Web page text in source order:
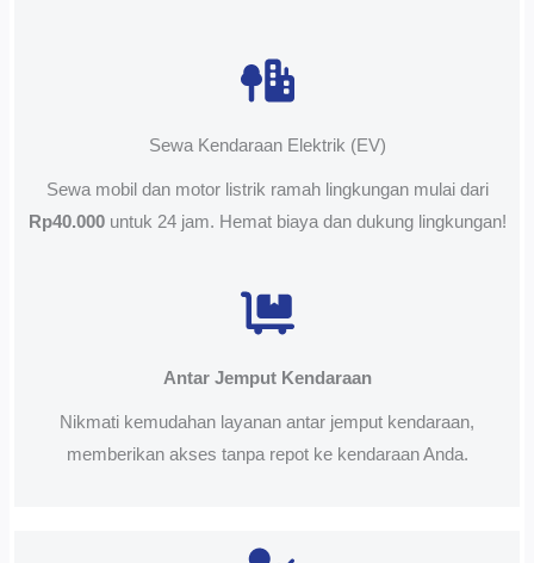
Sewa Kendaraan Elektrik (EV)
Sewa mobil dan motor listrik ramah lingkungan mulai dari
Rp40.000untuk 24 jam. Hemat biaya dan dukung lingkungan!
Antar Jemput Kendaraan
Nikmati kemudahan layanan antar jemput kendaraan,
memberikan akses tanpa repot ke kendaraan Anda.